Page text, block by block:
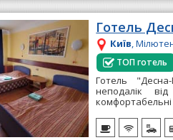
Готель
Київ,
ТОП готель
Готель
неподалік